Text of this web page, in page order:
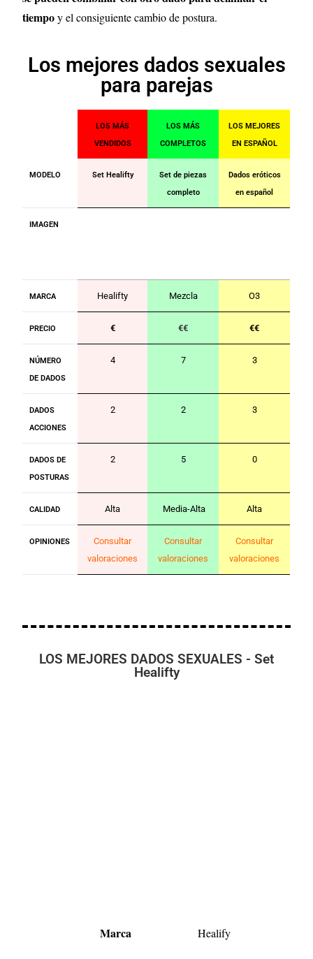
tiempoy el consiguiente cambio de postura.
Los mejores dados sexuales
para parejas
LOS MÁS
VENDIDOS
LOS MÁS
COMPLETOS
LOS MEJORES
EN ESPAÑOL
MODELO Set Healifty
Set de piezas
completo
Dados eróticos
en español
IMAGEN
MARCA Healifty Mezcla O3
PRECIO € €€ €€
NÚMERO
DE DADOS
4 7 3
DADOS
ACCIONES
2 2 3
DADOS DE
POSTURAS
2 5 0
CALIDAD Alta Media-Alta Alta
OPINIONES
Consultar
valoraciones
Consultar
valoraciones
Consultar
valoraciones
LOS MEJORES DADOS SEXUALES - Set
Healifty
Marca Healify